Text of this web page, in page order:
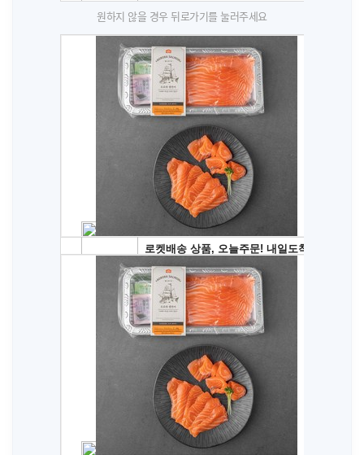
원하지 않을 경우 뒤로가기를 눌러주세요